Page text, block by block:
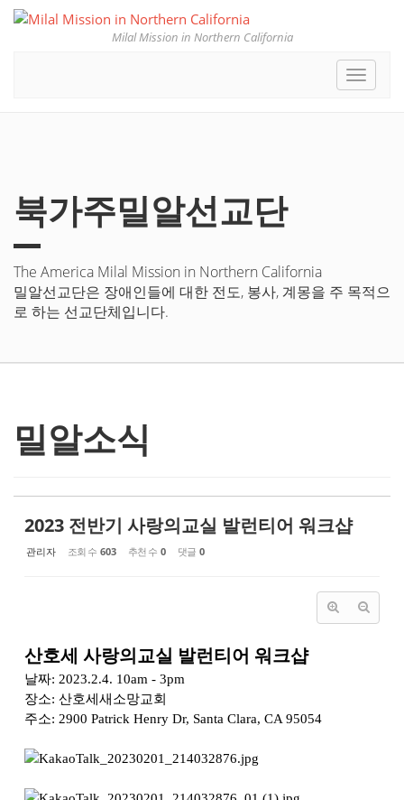
Milal Mission in Northern California
Toggle
북가주밀알선교단
The America Milal Mission in Northern California
밀알선교단은 장애인들에 대한 전도, 봉사, 계몽을 주 목적으
로 하는 선교단체입니다.
밀알소식
2023 전반기 사랑의교실 발런티어 워크샵
관리자 조회 수 603 추천 수 0 댓글 0
산호세 사랑의교실 발런티어 워크샵
날짜: 2023.2.4. 10am - 3pm
장소: 산호세새소망교회
주소: 2900 Patrick Henry Dr, Santa Clara, CA 95054